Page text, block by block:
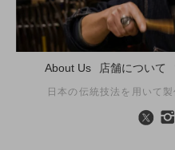
About Us 店舗について
日本の伝統技法を用いて